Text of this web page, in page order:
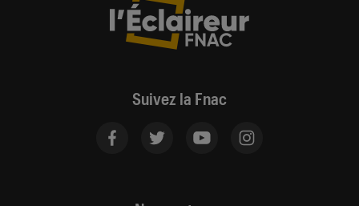
Suivez la Fnac